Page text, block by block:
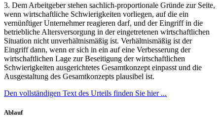
3. Dem Arbeitgeber stehen sachlich-proportionale Gründe zur Seite,
wenn wirtschaftliche Schwierigkeiten vorliegen, auf die ein
vernünftiger Unternehmer reagieren darf, und der Eingriff in die
betriebliche Altersversorgung in der eingetretenen wirtschaftlichen
Situation nicht unverhältnismäßig ist. Verhältnismäßig ist der
Eingriff dann, wenn er sich in ein auf eine Verbesserung der
wirtschaftlichen Lage zur Beseitigung der wirtschaftlichen
Schwierigkeiten ausgerichtetes Gesamtkonzept einpasst und die
Ausgestaltung des Gesamtkonzepts plausibel ist.
Den vollständigen Text des Urteils finden Sie hier ...
Ablauf